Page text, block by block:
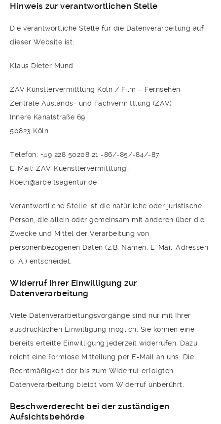
Hinweis zur verantwortlichen Stelle
Die verantwortliche Stelle für die Datenverarbeitung auf
dieser Website ist:
Klaus Dieter Mund
ZAV Künstlervermittlung Köln / Film – Fernsehen
Zentrale Auslands- und Fachvermittlung (ZAV)
Innere Kanalstraße 69
50823 Köln
Telefon: +49 228 50208 21 -86/-85/-84/-87
E-Mail: ZAV-Kuenstlervermittlung-
Koeln@arbeitsagentur.de
Verantwortliche Stelle ist die natürliche oder juristische
Person, die allein oder gemeinsam mit anderen über die
Zwecke und Mittel der Verarbeitung von
personenbezogenen Daten (z.B. Namen, E-Mail-Adressen
o. Ä.) entscheidet.
Widerruf Ihrer Einwilligung zur
Datenverarbeitung
Viele Datenverarbeitungsvorgänge sind nur mit Ihrer
ausdrücklichen Einwilligung möglich. Sie können eine
bereits erteilte Einwilligung jederzeit widerrufen. Dazu
reicht eine formlose Mitteilung per E-Mail an uns. Die
Rechtmäßigkeit der bis zum Widerruf erfolgten
Datenverarbeitung bleibt vom Widerruf unberührt.
Beschwerderecht bei der zuständigen
Aufsichtsbehörde